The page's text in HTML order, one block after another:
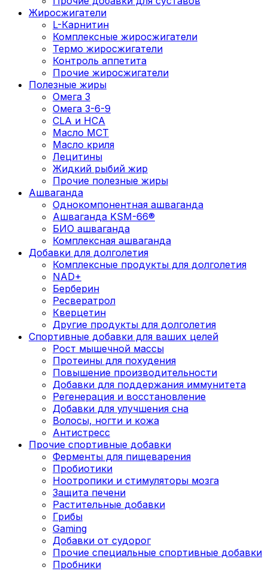
Жиросжигатели
L-Карнитин
Комплексные жиросжигатели
Термо жиросжигатели
Контроль аппетита
Прочие жиросжигатели
Полезные жиры
Омега 3
Омега 3-6-9
CLA и HCA
Масло МСТ
Масло криля
Лецитины
Жидкий рыбий жир
Прочие полезные жиры
Ашваганда
Однокомпонентная ашваганда
Ашваганда KSM-66®
БИО ашваганда
Комплексная ашваганда
Добавки для долголетия
Комплексные продукты для долголетия
NAD+
Берберин
Ресвератрол
Кверцетин
Другие продукты для долголетия
Спортивные добавки для ваших целей
Рост мышечной массы
Протеины для похудения
Повышение производительности
Добавки для поддержания иммунитета
Регенерация и восстановление
Добавки для улучшения сна
Волосы, ногти и кожа
Антистресс
Прочие спортивные добавки
Ферменты для пищеварения
Пробиотики
Ноотропики и стимуляторы мозга
Защита печени
Растительные добавки
Грибы
Gaming
Добавки от судорог
Прочие специальные спортивные добавки
Пробники